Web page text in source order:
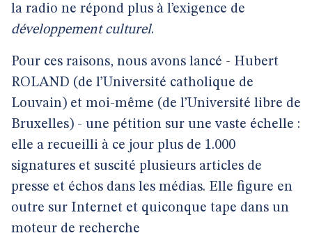
la radio ne répond plus à l’exigence de
développement culturel.
Pour ces raisons, nous avons lancé - Hubert
ROLAND (de l’Université catholique de
Louvain) et moi-même (de l’Université libre de
Bruxelles) - une pétition sur une vaste échelle :
elle a recueilli à ce jour plus de 1.000
signatures et suscité plusieurs articles de
presse et échos dans les médias. Elle figure en
outre sur Internet et quiconque tape dans un
moteur de recherche